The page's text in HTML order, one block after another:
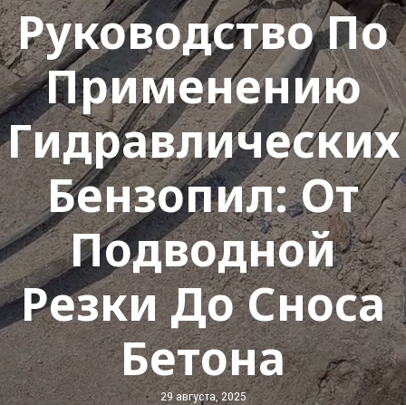
Руководство По
Применению
Гидравлических
Бензопил: От
Подводной
Резки До Сноса
Бетона
29 августа, 2025